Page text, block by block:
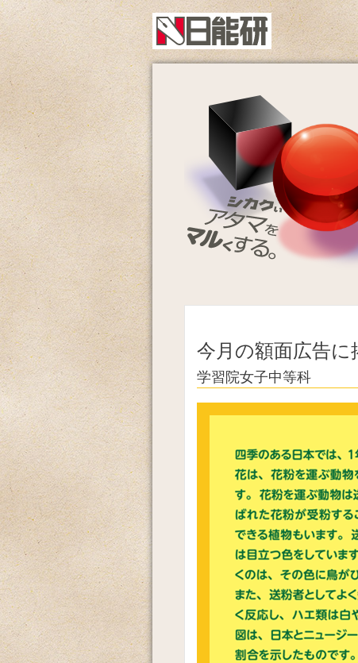
今月の額面広告に
学習院女子中等科